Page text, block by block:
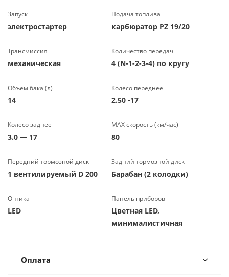
Запуск
электростартер
Подача топлива
карбюратор PZ 19/20
Трансмиссия
механическая
Количество передач
4 (N-1-2-3-4) по кругу
Объем бака (л)
14
Колесо переднее
2.50 -17
Колесо заднее
3.0 — 17
МАХ скорость (км/час)
80
Передний тормозной диск
1 вентилируемый D 200
Задний тормозной диск
Барабан (2 колодки)
Оптика
LED
Панель приборов
Цветная LED,
минималистичная
Оплата